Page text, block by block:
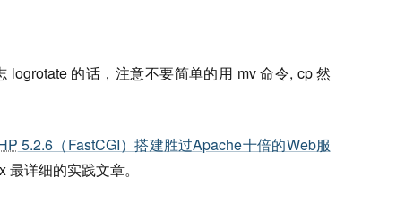
logrotate 的话，注意不要简单的用 mv 命令, cp 然
5.2.6（FastCGI）搭建胜过Apache十倍的Web服
详细的实践文章。